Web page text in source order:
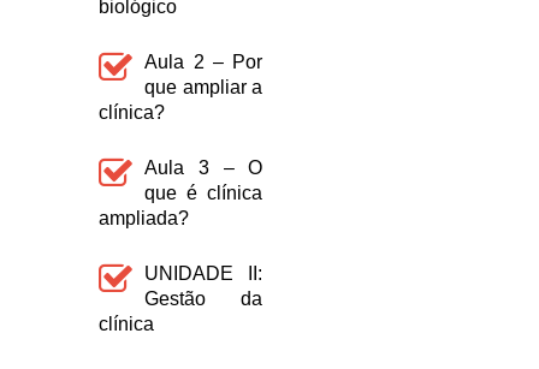
biológico
Aula 2 – Por
que ampliar a
clínica?
Aula 3 – O
que é clínica
ampliada?
UNIDADE II:
Gestão da
clínica